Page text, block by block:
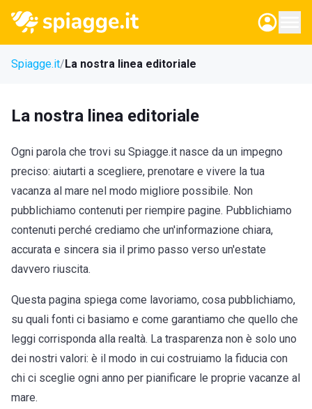
Spiagge.it La nostra linea editoriale
La nostra linea editoriale
Ogni parola che trovi su Spiagge.it nasce da un impegno
preciso: aiutarti a scegliere, prenotare e vivere la tua
vacanza al mare nel modo migliore possibile. Non
pubblichiamo contenuti per riempire pagine. Pubblichiamo
contenuti perché crediamo che un'informazione chiara,
accurata e sincera sia il primo passo verso un'estate
davvero riuscita.
Questa pagina spiega come lavoriamo, cosa pubblichiamo,
su quali fonti ci basiamo e come garantiamo che quello che
leggi corrisponda alla realtà. La trasparenza non è solo uno
dei nostri valori: è il modo in cui costruiamo la fiducia con
chi ci sceglie ogni anno per pianificare le proprie vacanze al
mare.